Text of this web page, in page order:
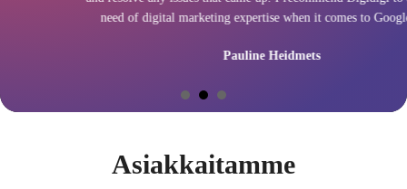
need of digital marketing expertise when it comes to Google's ads.
Pauline Heidmets
Asiakkaitamme